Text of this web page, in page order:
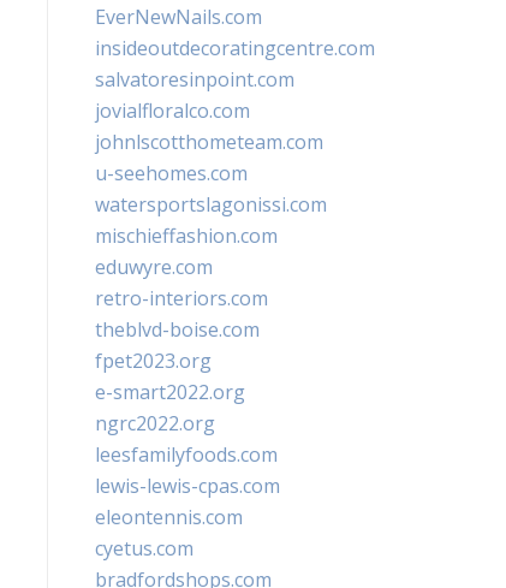
EverNewNails.com
insideoutdecoratingcentre.com
salvatoresinpoint.com
jovialfloralco.com
johnlscotthometeam.com
u-seehomes.com
watersportslagonissi.com
mischieffashion.com
eduwyre.com
retro-interiors.com
theblvd-boise.com
fpet2023.org
e-smart2022.org
ngrc2022.org
leesfamilyfoods.com
lewis-lewis-cpas.com
eleontennis.com
cyetus.com
bradfordshops.com